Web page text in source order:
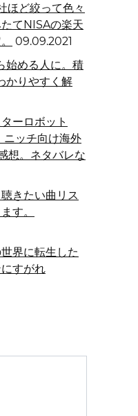
ほど絞って色々
てNISAの楽天
09.09.2021
始める人に。積
かりやすく解
ーロボット
ッチ向け海外
想。ネタバレな
きたい曲リス
す。
界に転生した
すがれ